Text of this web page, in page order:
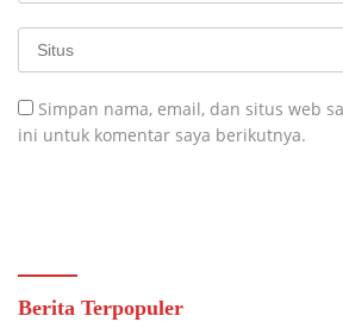
Simpan nama, email, dan situs web
ini untuk komentar saya berikutnya.
Berita Terpopuler